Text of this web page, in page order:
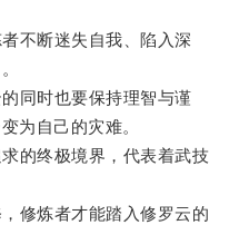
不断迷失自我、陷入深
同时也要保持理智与谨
为自己的灾难。
终极境界，代表着武技
炼者才能踏入修罗云的